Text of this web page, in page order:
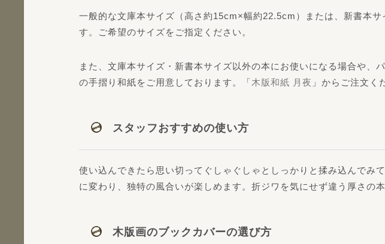
一般的な文庫本サイズ（高さ約15cm×幅約22.5cm）または、新書本
す。ご希望のサイズをご指定ください。
また、文庫本サイズ・新書本サイズ以外の本にお使いになる場合や
の手摺り和紙をご用意しております。「木版和紙 月夜 」からご注文く
スタッフおすすめの使い方
使い込んできたら思い切ってぐしゃぐしゃとしっかりと揉み込んでみ
に変わり、独特の風合いが楽しめます。折ジワを気にせず違う厚さの
木版画のブックカバーの選び方